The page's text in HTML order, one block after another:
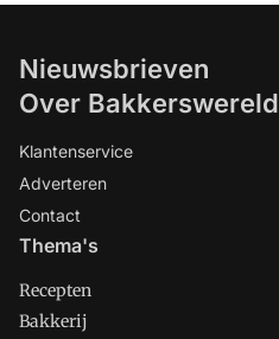
Nieuwsbrieven
Over Bakkerswereld
Klantenservice
Adverteren
Contact
Thema's
Recepten
Bakkerij